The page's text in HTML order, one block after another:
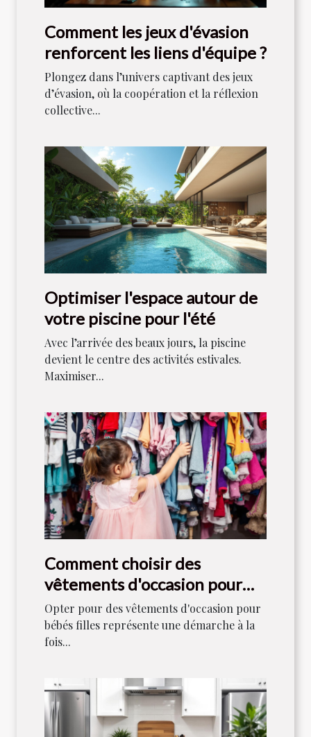
Comment les jeux d'évasion
renforcent les liens d'équipe ?
Plongez dans l’univers captivant des jeux
d’évasion, où la coopération et la réflexion
collective...
Optimiser l'espace autour de
votre piscine pour l'été
Avec l’arrivée des beaux jours, la piscine
devient le centre des activités estivales.
Maximiser...
Comment choisir des
vêtements d'occasion pour
bébés filles
Opter pour des vêtements d'occasion pour
bébés filles représente une démarche à la
fois...